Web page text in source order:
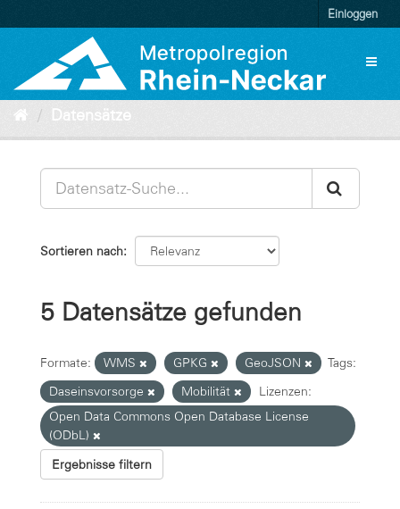
zum
Einloggen
Datensätze
Sortieren nach
5 Datensätze gefunden
Formate: WMS GPKG GeoJSON
Tags:
Daseinsvorsorge
Mobilität
Lizenzen:
Open Data Commons Open Database License
(ODbL)
Ergebnisse filtern